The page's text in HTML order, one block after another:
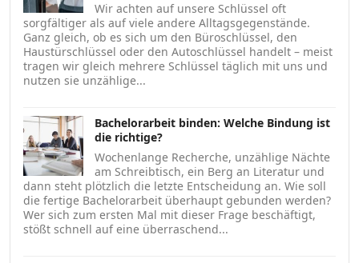
Wir achten auf unsere Schlüssel oft
sorgfältiger als auf viele andere Alltagsgegenstände.
Ganz gleich, ob es sich um den Büroschlüssel, den
Haustürschlüssel oder den Autoschlüssel handelt – meist
tragen wir gleich mehrere Schlüssel täglich mit uns und
nutzen sie unzählige...
Bachelorarbeit binden: Welche Bindung ist
die richtige?
Wochenlange Recherche, unzählige Nächte
am Schreibtisch, ein Berg an Literatur und
dann steht plötzlich die letzte Entscheidung an. Wie soll
die fertige Bachelorarbeit überhaupt gebunden werden?
Wer sich zum ersten Mal mit dieser Frage beschäftigt,
stößt schnell auf eine überraschend...